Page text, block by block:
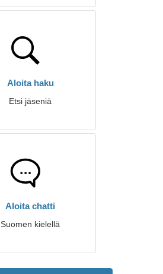
Aloita haku
Etsi jäseniä
Aloita chatti
Suomen kielellä